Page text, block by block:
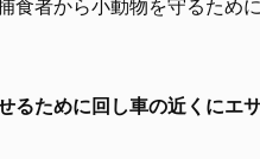
食者から小動物を守るため
るために回し車の近くにエ